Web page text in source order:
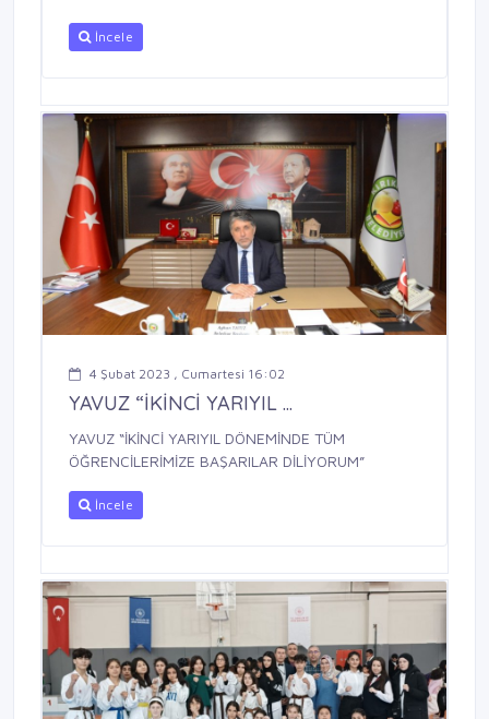
İncele
4 Şubat 2023 , Cumartesi 16:02
YAVUZ “İKİNCİ YARIYIL ...
YAVUZ “İKİNCİ YARIYIL DÖNEMİNDE TÜM
ÖĞRENCİLERİMİZE BAŞARILAR DİLİYORUM”
İncele